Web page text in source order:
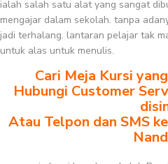
ialah salah satu alat yang sangat
mengajar dalam sekolah. tanpa
jadi terhalang. lantaran pelajar tak
untuk alas untuk menulis.
Cari Meja Kursi
Hubungi Customer
Atau Telpon dan SMS